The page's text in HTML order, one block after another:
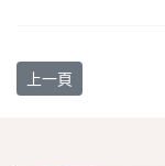
上一篇文章: 【教會
上一頁